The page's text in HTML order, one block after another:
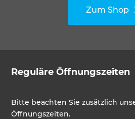
Zum Shop
Reguläre Öffnungszeiten
Bitte beachten Sie zusätzlich
Öffnungszeiten.